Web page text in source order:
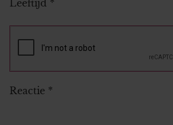
Leeftijd *
Reactie *